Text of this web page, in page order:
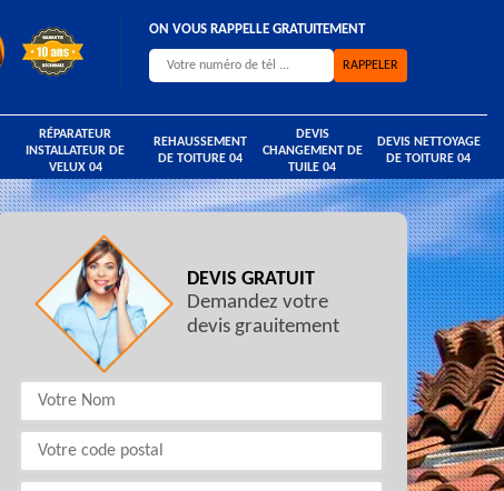
ON VOUS RAPPELLE GRATUITEMENT
RÉPARATEUR
INSTALLATEUR DE
VELUX 04
REHAUSSEMENT
DE TOITURE 04
DEVIS
CHANGEMENT DE
TUILE 04
DEVIS NETTOYAGE
DE TOITURE 04
DEVIS GRATUIT
Demandez votre
devis grauitement